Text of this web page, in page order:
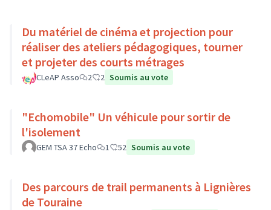
Du matériel de cinéma et projection pour
réaliser des ateliers pédagogiques, tourner
et projeter des courts métrages
CLeAP Asso 2 2 Soumis au vote
"Echomobile" Un véhicule pour sortir de
l'isolement
GEM TSA 37 Echo 1 52 Soumis au vote
Des parcours de trail permanents à Lignières
de Touraine